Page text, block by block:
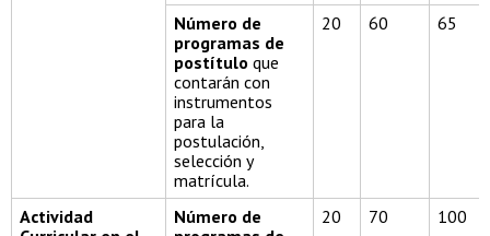
Número de
programas de
postítulo que
contarán con
instrumentos
para la
postulación,
selección y
matrícula.
20 60 65
Actividad
Número de
20 70 100